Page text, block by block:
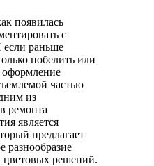
появилась
с
если раньше
побелить или
оформление
частью
из
ремонта
является
предлагает
разнообразие
цветовых решений.